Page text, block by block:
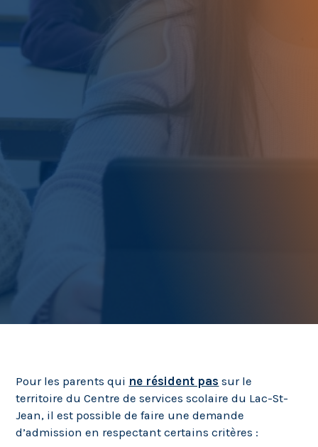
Pour les parents qui ne résident pas sur le
territoire du Centre de services scolaire du Lac-St-
Jean, il est possible de faire une demande
d’admission en respectant certains critères :